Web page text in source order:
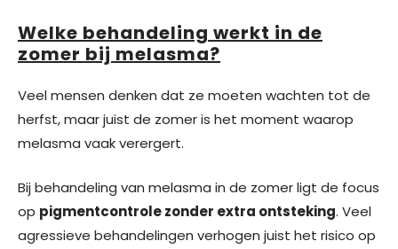
Welke behandeling werkt in de
zomer bij melasma?
Veel mensen denken dat ze moeten wachten tot de
herfst, maar juist de zomer is het moment waarop
melasma vaak verergert.
Bij behandeling van melasma in de zomer ligt de focus
op pigmentcontrole zonder extra ontsteking. Veel
agressieve behandelingen verhogen juist het risico op